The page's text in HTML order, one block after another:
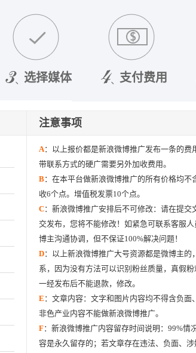
选择媒体 支付费用
注意事项
A：以上报价都是新浪微博推广发布一条的费
带联系方式的硬广需要另外加收费用。
B：在本平台做新浪微博推广的所有价格均不
收6个点。增值税发票10个点。
C：新浪微博推广安排后不可修改：请在提交
交发布，您将不能修改！如紧急可联系客服
博主沟通协调，但不保证100%解决问题！
D：以上新浪微博推广大号资源都是微博主的
系，因为没有方法可以识别粉丝质量，真假粉
一经发布后不能退款，修改。
E ：文章内容：文字和图片内容均不得含负面
非色产业内容不能做新浪微博推广。
F：新浪微博推广内容留存时间说明：99%情
容是永久留存的；若文章存在违法、负面、